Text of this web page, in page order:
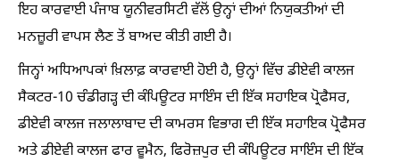
ਇਹ ਕਾਰਵਾਈ ਪੰਜਾਬ ਯੂਨੀਵਰਸਿਟੀ ਵੱਲੋਂ ਉਨ੍ਹਾਂ ਦੀਆਂ ਨਿਯੁਕਤੀਆਂ ਦੀ
ਮਨਜ਼ੂਰੀ ਵਾਪਸ ਲੈਣ ਤੋਂ ਬਾਅਦ ਕੀਤੀ ਗਈ ਹੈ।
ਜਿਨ੍ਹਾਂ ਅਧਿਆਪਕਾਂ ਖ਼ਿਲਾਫ਼ ਕਾਰਵਾਈ ਹੋਈ ਹੈ, ਉਨ੍ਹਾਂ ਵਿੱਚ ਡੀਏਵੀ ਕਾਲਜ
ਸੈਕਟਰ-10 ਚੰਡੀਗੜ੍ਹ ਦੀ ਕੰਪਿਊਟਰ ਸਾਇੰਸ ਦੀ ਇੱਕ ਸਹਾਇਕ ਪ੍ਰੋਫੈਸਰ,
ਡੀਏਵੀ ਕਾਲਜ ਜਲਾਲਾਬਾਦ ਦੀ ਕਾਮਰਸ ਵਿਭਾਗ ਦੀ ਇੱਕ ਸਹਾਇਕ ਪ੍ਰੋਫੈਸਰ
ਅਤੇ ਡੀਏਵੀ ਕਾਲਜ ਫਾਰ ਵੂਮੈਨ, ਫਿਰੋਜ਼ਪੁਰ ਦੀ ਕੰਪਿਊਟਰ ਸਾਇੰਸ ਦੀ ਇੱਕ